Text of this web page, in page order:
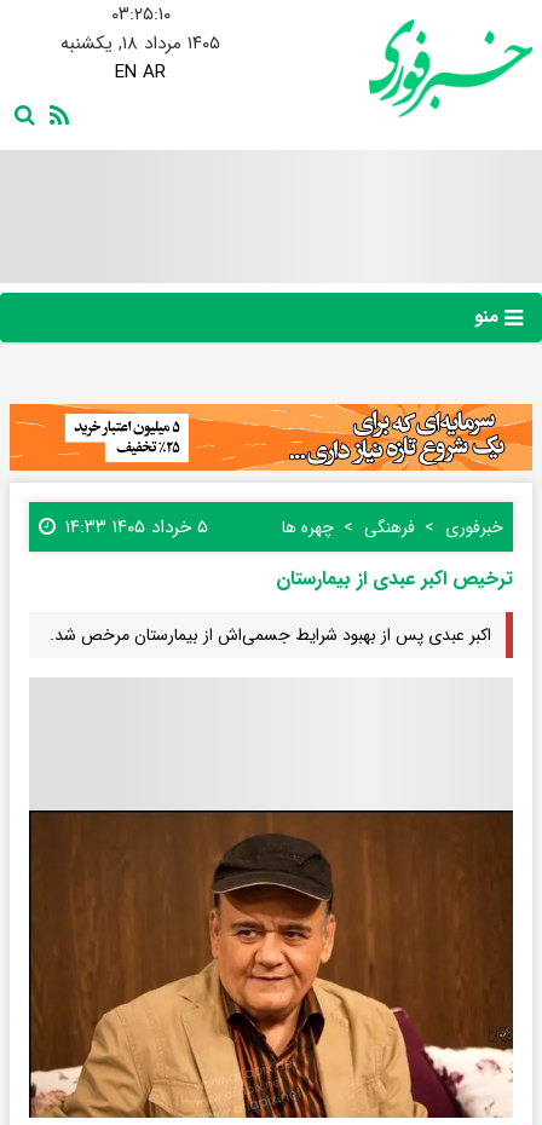
۰۳:۲۵:۱۱
۱۴۰۵ مرداد ۱۸, یکشنبه
EN AR
منو
خبرفوری فرهنگی چهره ها ۵ خرداد ۱۴۰۵ ۱۴:۳۳
ترخیص اکبر عبدی از بیمارستان
اکبر عبدی پس از بهبود شرایط جسمی‌اش از بیمارستان مرخص شد.